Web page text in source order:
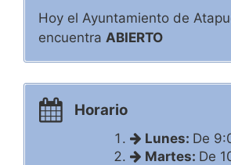
Hoy el Ayuntamiento de
encuentra ABIERTO
Horario
Lunes: De
Martes: De